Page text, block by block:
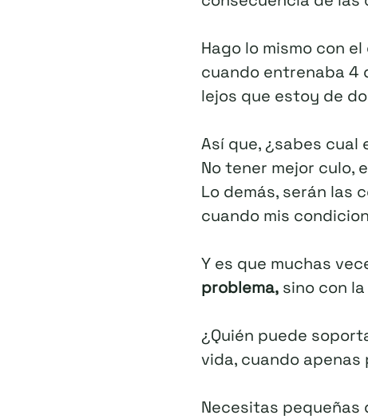
Hago lo mismo con
cuando entrenaba 4
lejos que estoy de
Así que, ¿sabes cual
No tener mejor culo,
Lo demás, serán las
cuando mis
Y es que muchas
problema,sino con la
¿Quién puede
vida, cuando apenas
Necesitas